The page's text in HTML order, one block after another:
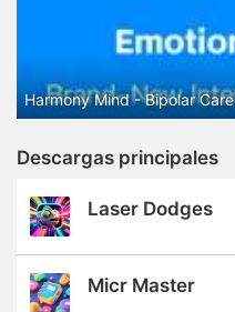
Harmony Mind - Bipolar Care
Descargas principales
Laser Dodges
Micr Master